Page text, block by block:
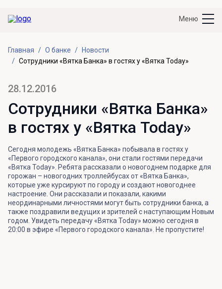
Меню
Главная О банке
Новости
Сотрудники «Вятка Банка» в гостях у «Вятка Today»
28.12.2016
Сотрудники «Вятка Банка»
в гостях у «Вятка Today»
Сегодня молодежь «Вятка Банка» побывала в гостях у
«Первого городского канала», они стали гостями передачи
«Вятка Today». Ребята рассказали о новогоднем подарке для
горожан – новогодних троллейбусах от «Вятка Банка»,
которые уже курсируют по городу и создают новогоднее
настроение. Они рассказали и показали, какими
неординарными личностями могут быть сотрудники банка, а
также поздравили ведущих и зрителей с наступающим Новым
годом. Увидеть передачу «Вятка Today» можно сегодня в
20:00 в эфире «Первого городского канала». Не пропустите!